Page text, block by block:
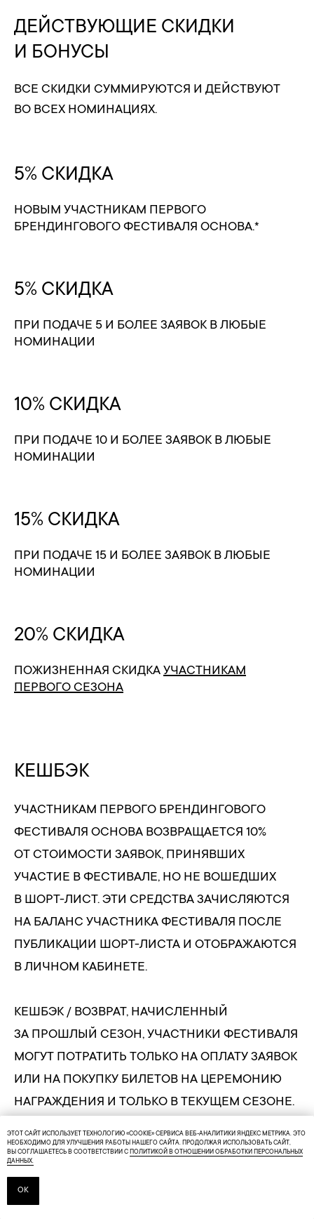
ДЕЙСТВУЮЩИЕ СКИДКИ
И БОНУСЫ
ВСЕ СКИДКИ СУММИРУЮТСЯ И ДЕЙСТВУЮТ
ВО ВСЕХ НОМИНАЦИЯХ.
5% СКИДКА
НОВЫМ УЧАСТНИКАМ ПЕРВОГО
БРЕНДИНГОВОГО ФЕСТИВАЛЯ ОСНОВА.*
5% СКИДКА
ПРИ ПОДАЧЕ 5 И БОЛЕЕ ЗАЯВОК В ЛЮБЫЕ
НОМИНАЦИИ
10% СКИДКА
ПРИ ПОДАЧЕ 10 И БОЛЕЕ ЗАЯВОК В ЛЮБЫЕ
НОМИНАЦИИ
15% СКИДКА
ПРИ ПОДАЧЕ 15 И БОЛЕЕ ЗАЯВОК В ЛЮБЫЕ
НОМИНАЦИИ
20% СКИДКА
ПОЖИЗНЕННАЯ СКИДКА УЧАСТНИКАМ
ПЕРВОГО СЕЗОНА
КЕШБЭК
УЧАСТНИКАМ ПЕРВОГО БРЕНДИНГОВОГО
ФЕСТИВАЛЯ ОСНОВА ВОЗВРАЩАЕТСЯ 10%
ОТ СТОИМОСТИ ЗАЯВОК, ПРИНЯВШИХ
УЧАСТИЕ В ФЕСТИВАЛЕ, НО НЕ ВОШЕДШИХ
В ШОРТ-ЛИСТ. ЭТИ СРЕДСТВА ЗАЧИСЛЯЮТСЯ
НА БАЛАНС УЧАСТНИКА ФЕСТИВАЛЯ ПОСЛЕ
ПУБЛИКАЦИИ ШОРТ-ЛИСТА И ОТОБРАЖАЮТСЯ
В ЛИЧНОМ КАБИНЕТЕ.
КЕШБЭК / ВОЗВРАТ, НАЧИСЛЕННЫЙ
ЗА ПРОШЛЫЙ СЕЗОН, УЧАСТНИКИ ФЕСТИВАЛЯ
МОГУТ ПОТРАТИТЬ ТОЛЬКО НА ОПЛАТУ ЗАЯВОК
ИЛИ НА ПОКУПКУ БИЛЕТОВ НА ЦЕРЕМОНИЮ
НАГРАЖДЕНИЯ И ТОЛЬКО В ТЕКУЩЕМ СЕЗОНЕ.
НАЧИСЛЕННЫЙ ПО ИТОГАМ ПРЕДЫДУЩЕГО
СЕЗОНА, АННУЛИРУЕТСЯ ПОСЛЕ ЗАВЕРШЕНИЯ
ПРИЁМА ЗАЯВОК В ТЕКУЩЕМ СЕЗОНЕ.
ЭТОТ САЙТ ИСПОЛЬЗУЕТ ТЕХНОЛОГИЮ «COOKIE» СЕРВИСА ВЕБ-АНАЛИТИКИ ЯНДЕКС МЕТРИКА. ЭТО
НЕОБХОДИМО ДЛЯ УЛУЧШЕНИЯ РАБОТЫ НАШЕГО САЙТА. ПРОДОЛЖАЯ ИСПОЛЬЗОВАТЬ САЙТ,
ВЫ СОГЛАШАЕТЕСЬ В СООТВЕТСТВИИ С ПОЛИТИКОЙ В ОТНОШЕНИИ ОБРАБОТКИ ПЕРСОНАЛЬНЫХ
ДАННЫХ.
ОК